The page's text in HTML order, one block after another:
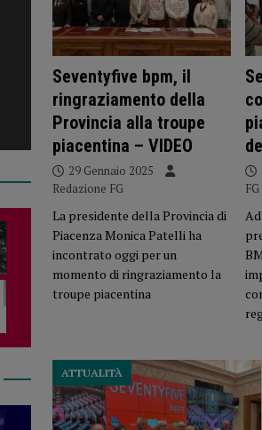
Seventyfive bpm, il
ringraziamento della
Provincia alla troupe
piacentina – VIDEO
29 Gennaio 2025
Redazione FG
La presidente della Provincia di
Piacenza Monica Patelli ha
incontrato oggi per un
momento di ringraziamento la
troupe piacentina
FG
ATTUALITÀ